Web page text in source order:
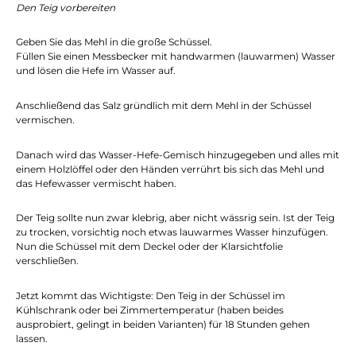
Den Teig vorbereiten
Geben Sie das Mehl in die große Schüssel.
Füllen Sie einen Messbecker mit handwarmen (lauwarmen) Wasser
und lösen die Hefe im Wasser auf.
Anschließend das Salz gründlich mit dem Mehl in der Schüssel
vermischen.
Danach wird das Wasser-Hefe-Gemisch hinzugegeben und alles mit
einem Holzlöffel oder den Händen verrührt bis sich das Mehl und
das Hefewasser vermischt haben.
Der Teig sollte nun zwar klebrig, aber nicht wässrig sein. Ist der Teig
zu trocken, vorsichtig noch etwas lauwarmes Wasser hinzufügen.
Nun die Schüssel mit dem Deckel oder der Klarsichtfolie
verschließen.
Jetzt kommt das Wichtigste: Den Teig in der Schüssel im
Kühlschrank oder bei Zimmertemperatur (haben beides
ausprobiert, gelingt in beiden Varianten) für 18 Stunden gehen
lassen.